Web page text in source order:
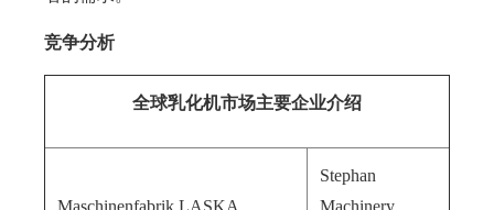
竞争分析
全球乳化机市场主要企业介绍
Maschinenfabrik LASKA
Stephan
Machinery